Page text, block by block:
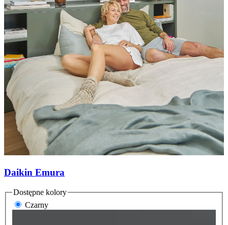
Daikin Emura
Dostępne kolory
Czarny